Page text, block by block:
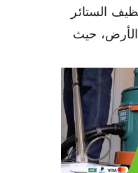
الستائر
حيث